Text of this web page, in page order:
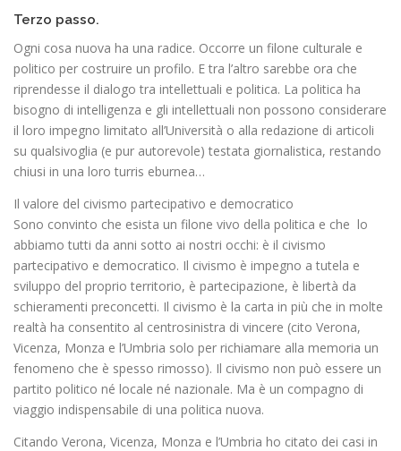
Terzo passo.
Ogni cosa nuova ha una radice. Occorre un filone culturale e
politico per costruire un profilo. E tra l’altro sarebbe ora che
riprendesse il dialogo tra intellettuali e politica. La politica ha
bisogno di intelligenza e gli intellettuali non possono considerare
il loro impegno limitato all’Università o alla redazione di articoli
su qualsivoglia (e pur autorevole) testata giornalistica, restando
chiusi in una loro turris eburnea…
Il valore del civismo partecipativo e democratico
Sono convinto che esista un filone vivo della politica e che lo
abbiamo tutti da anni sotto ai nostri occhi: è il civismo
partecipativo e democratico. Il civismo è impegno a tutela e
sviluppo del proprio territorio, è partecipazione, è libertà da
schieramenti preconcetti. Il civismo è la carta in più che in molte
realtà ha consentito al centrosinistra di vincere (cito Verona,
Vicenza, Monza e l’Umbria solo per richiamare alla memoria un
fenomeno che è spesso rimosso). Il civismo non può essere un
partito politico né locale né nazionale. Ma è un compagno di
viaggio indispensabile di una politica nuova.
Citando Verona, Vicenza, Monza e l’Umbria ho citato dei casi in